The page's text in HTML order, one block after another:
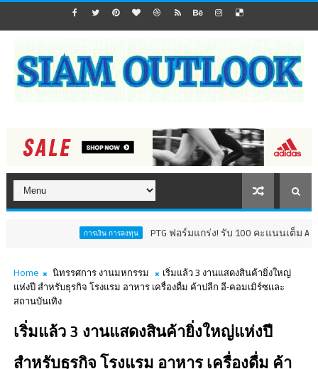
PTG ฟอร์มแกร่ง! รับ 100 คะแนนเต็ม AGM Checklist
Home นิทรรศการ งานมหกรรม
เริ่มแล้ว 3 งานแสดงสินค้ายิ่งใหญ่
แห่งปี สำหรับธุรกิจ โรงแรม อาหาร เครื่องดื่ม ค้าปลีก อี-คอมเมิร์ซและ
สถานบันเทิง
เริ่มแล้ว 3 งานแสดงสินค้ายิ่งใหญ่แห่งปี
สำหรับธุรกิจ โรงแรม อาหาร เครื่องดื่ม ค้า